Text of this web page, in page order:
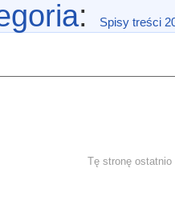
: Spisy treści
Tę stronę